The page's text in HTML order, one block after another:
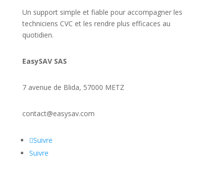
Un support simple et fiable pour accompagner les
techniciens CVC et les rendre plus efficaces au
quotidien.
EasySAV SAS
7 avenue de Blida, 57000 METZ
contact@easysav.com
Suivre
Suivre